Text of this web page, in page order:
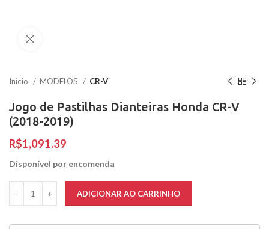
Início MODELOS CR-V
Jogo de Pastilhas Dianteiras Honda CR-V
(2018-2019)
R$
Disponível por encomenda
ADICIONAR AO CARRINHO